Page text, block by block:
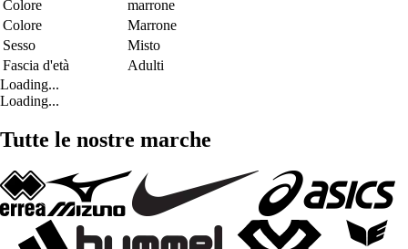
Colore
marrone
Colore
Marrone
Sesso
Misto
Fascia d'età
Adulti
Loading...
Loading...
Tutte le nostre marche